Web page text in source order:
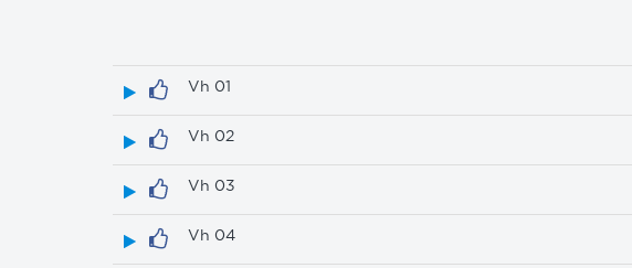
Vh 01
Vh 02
Vh 03
Vh 04